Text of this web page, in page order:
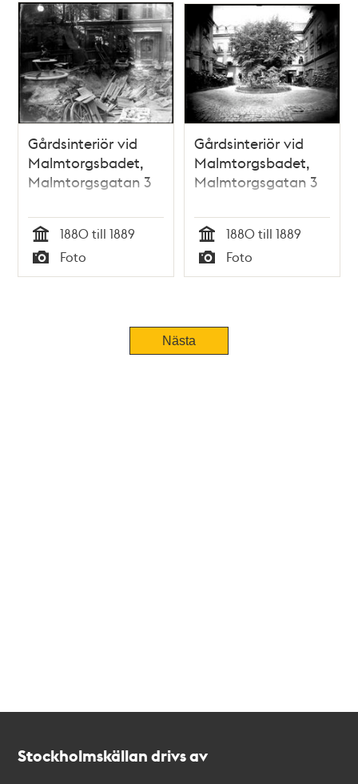
Gårdsinteriör vid
Malmtorgsbadet,
Malmtorgsgatan 3
Tid
1880 till 1889
Typ
Foto
Gårdsinteriör vid
Malmtorgsbadet,
Malmtorgsgatan 3
Tid
1880 till 1889
Typ
Foto
Nästa
Stockholmskällan drivs av